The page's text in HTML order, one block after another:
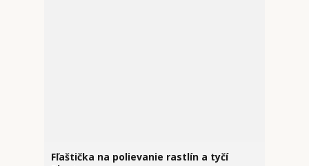
Fľaštička na polievanie rastlín a tyčí